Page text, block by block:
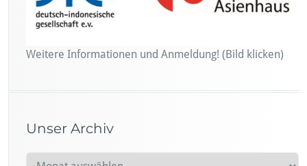
Weitere Informationen und Anmeldung! (Bild klicken)
Unser Archiv